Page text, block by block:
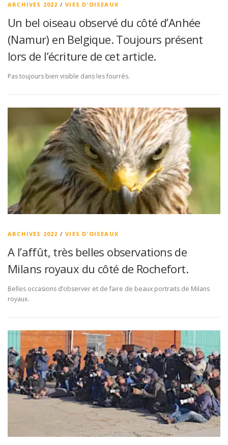
ARCHIVES 2022 /VIES D'OISEAUX
Un bel oiseau observé du côté d’Anhée
(Namur) en Belgique. Toujours présent
lors de l’écriture de cet article.
Pas toujours bien visible dans les fourrés.
ARCHIVES 2022 /VIES D'OISEAUX
A l’affût, très belles observations de
Milans royaux du côté de Rochefort.
Belles occasions d’observer et de faire de beaux portraits de Milans
royaux.